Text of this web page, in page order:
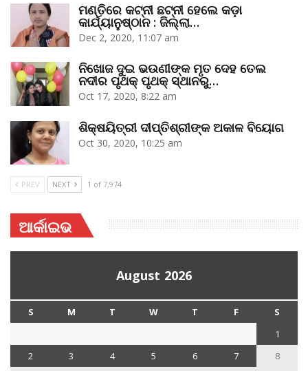
ମଣ୍ତିରେ କଟ୍‌ନୀ ଛଟ୍‌ନୀ ହେଲେ କଡ଼ା
କାର୍ଯ୍ୟାନୁଷ୍ଠାନ : ଜିଲ୍ଲା…
Dec 2, 2020, 11:07 am
ନିଖୋଜ ଦୁଇ ଭଉଣୀଙ୍କ ମୃତ ଦେହ ତେଲ
ନଦୀର ପୃଥକ୍‌ ପୃଥକ୍‌ ସ୍ଥାନରୁ…
Oct 17, 2020, 8:22 am
ଶିକ୍ଷୟିତ୍ରୀ ଦୀପ୍ତିଶ୍ରୀଙ୍କ ଅକାଳ ବିୟୋଗ
Oct 30, 2020, 10:25 am
PREV NEXT 1 of 7,974
ଆର୍କାଇଭ
August 2026
S M T W T F
S
1
2
3 4 5 6 7 8